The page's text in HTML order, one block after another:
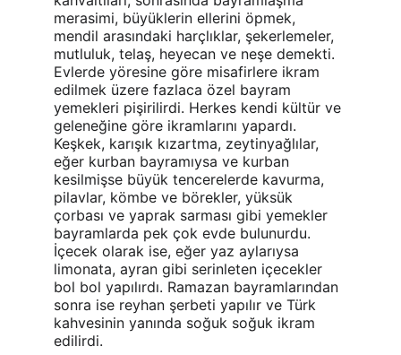
merasimi, büyüklerin ellerini öpmek,
mendil arasındaki harçlıklar, şekerlemeler,
mutluluk, telaş, heyecan ve neşe demekti.
Evlerde yöresine göre misafirlere ikram
edilmek üzere fazlaca özel bayram
yemekleri pişirilirdi. Herkes kendi kültür ve
geleneğine göre ikramlarını yapardı.
Keşkek, karışık kızartma, zeytinyağlılar,
eğer kurban bayramıysa ve kurban
kesilmişse büyük tencerelerde kavurma,
pilavlar, kömbe ve börekler, yüksük
çorbası ve yaprak sarması gibi yemekler
bayramlarda pek çok evde bulunurdu.
İçecek olarak ise, eğer yaz aylarıysa
limonata, ayran gibi serinleten içecekler
bol bol yapılırdı. Ramazan bayramlarından
sonra ise reyhan şerbeti yapılır ve Türk
kahvesinin yanında soğuk soğuk ikram
edilirdi.